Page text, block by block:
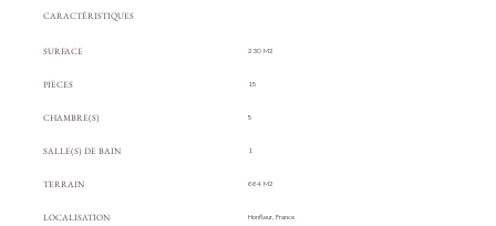
CARACTÉRISTIQUES
SURFACE
PIÈCES
CHAMBRE(S)
SALLE(S) DE BAIN
TERRAIN
LOCALISATION
230 M2
15
5
1
664 M2
Honfleur, France